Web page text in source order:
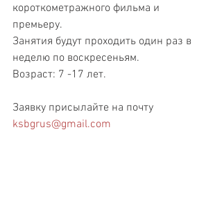
короткометражного фильма и
премьеру.
Занятия будут проходить один раз в
неделю по воскресеньям.
Возраст: 7 -17 лет.
Заявку присылайте на почту
ksbgrus@gmail.com